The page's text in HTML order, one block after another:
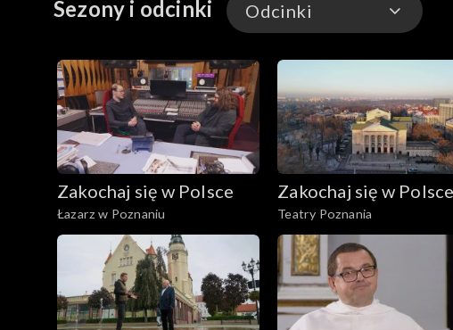
prymitywnej rasy wywodzącej się od dzikich tarpanów.
Sezony i odcinki Odcinki
Odcinki
Zakochaj się w Polsce
Łazarz w Poznaniu
Zakochaj się w Polsce
Teatry Poznania